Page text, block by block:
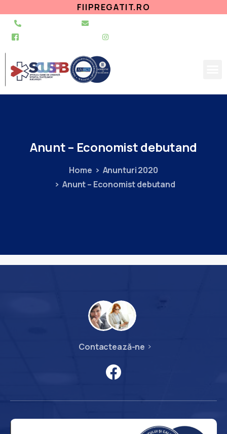
FIIPREGATIT.RO
Anunt– Economistdebutand
Home
Anunturi 2020
Anunt – Economist debutand
Contactează-ne